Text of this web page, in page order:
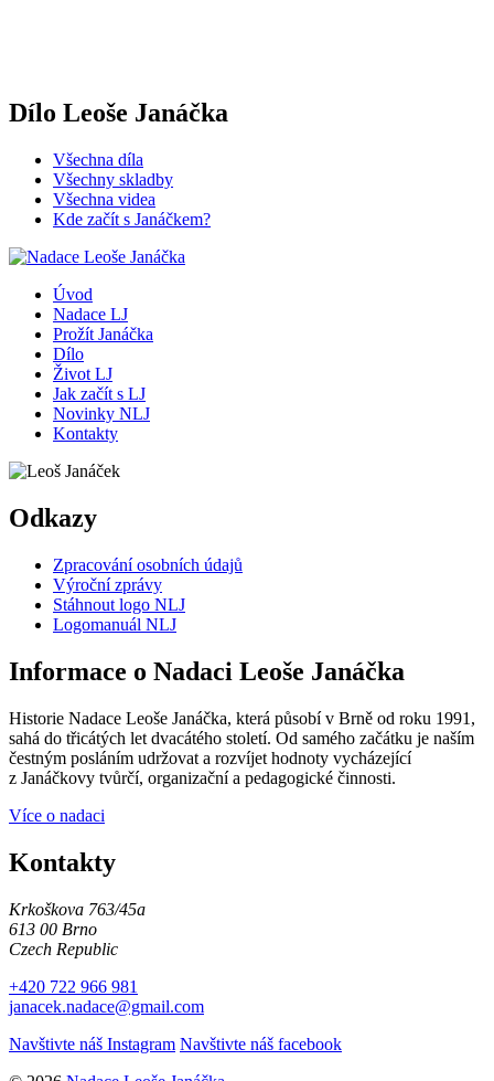
Dílo Leoše Janáčka
Všechna díla
Všechny skladby
Všechna videa
Kde začít s Janáčkem?
Úvod
Nadace LJ
Prožít Janáčka
Dílo
Život LJ
Jak začít s LJ
Novinky NLJ
Kontakty
Odkazy
Zpracování osobních údajů
Výroční zprávy
Stáhnout logo NLJ
Logomanuál NLJ
Informace o Nadaci Leoše Janáčka
Historie Nadace Leoše Janáčka, která působí v Brně od roku 1991,
sahá do třicátých let dvacátého století. Od samého začátku je naším
čestným posláním udržovat a rozvíjet hodnoty vycházející
z Janáčkovy tvůrčí, organizační a pedagogické činnosti.
Více o nadaci
Kontakty
Krkoškova 763/45a
613 00 Brno
Czech Republic
+420 722 966 981
janacek.nadace@gmail.com
Navštivte náš Instagram Navštivte náš facebook